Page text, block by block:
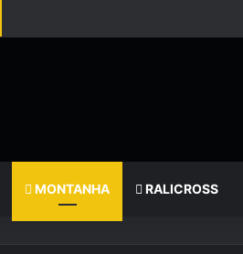
MONTANHA RALICROSS